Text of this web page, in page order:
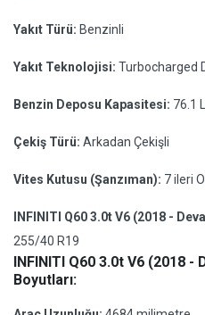
Yakıt Türü: Benzinli
Yakıt Teknolojisi: Turbocharged
Benzin Deposu Kapasitesi: 76.1
Çekiş Türü: Arkadan Çekişli
Vites Kutusu (Şanzıman): 7 ileri
INFINITI Q60 3.0t V6 (2018 -
255/40 R19
INFINITI Q60 3.0t V6 (2018 -
Boyutları: